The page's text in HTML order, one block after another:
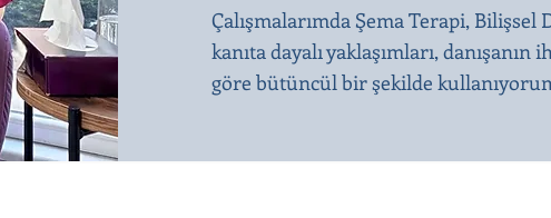
Çalışmalarımda Şema Terapi, Bilişsel
kanıta dayalı yaklaşımları,
göre bütüncül bir şekilde